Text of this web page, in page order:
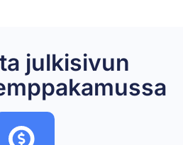
julkisivun